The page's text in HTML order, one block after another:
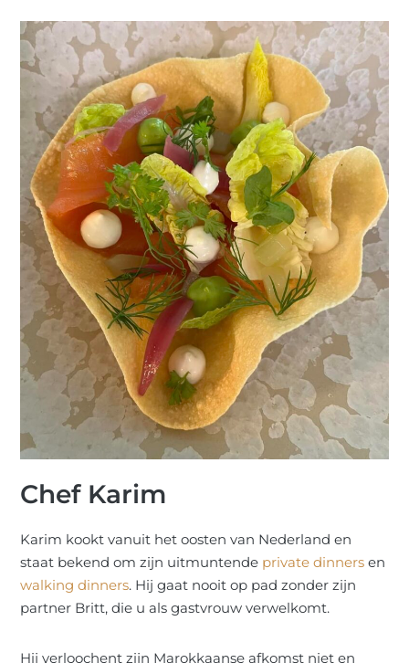
Chef Karim
Karim kookt vanuit het oosten van Nederland en
staat bekend om zijn uitmuntende private dinners en
walking dinners. Hij gaat nooit op pad zonder zijn
partner Britt, die u als gastvrouw verwelkomt.
Hij verloochent zijn Marokkaanse afkomst niet en